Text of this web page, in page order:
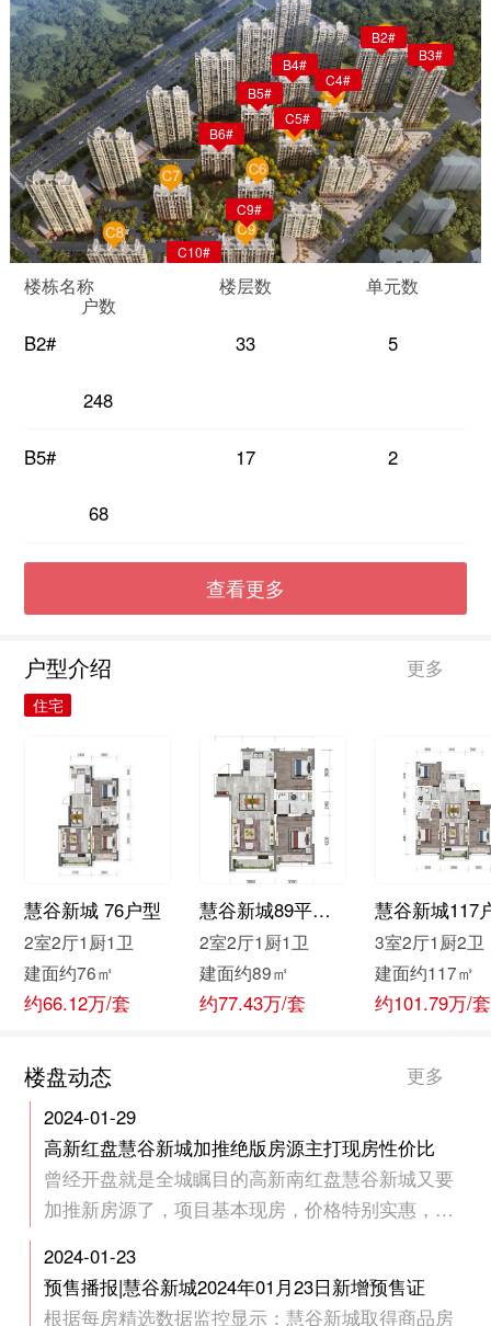
B2#
B5#
B6#
B3#
B4#
C10#
C9#
C5#
C4#
楼栋名称 楼层数
单元数
户数
B2# 33 5
248
B5# 17 2
68
查看更多
户型介绍 更多
住宅
慧谷新城 76户型
2室2厅1厨1卫
建面约76㎡
约66.12万/套
慧谷新城89平户型
2室2厅1厨1卫
建面约89㎡
约77.43万/套
慧谷新城117
3室2厅1厨2卫
建面约117㎡
约101.79万/套
楼盘动态
更多
2024-01-29
高新红盘慧谷新城加推绝版房源主打现房性价比
曾经开盘就是全城瞩目的高新南红盘慧谷新城又要
加推新房源了，项目基本现房，价格特别实惠，是
2024-01-23
预售播报|慧谷新城2024年01月23日新增预售证
根据每房精选数据监控显示：慧谷新城取得商品房